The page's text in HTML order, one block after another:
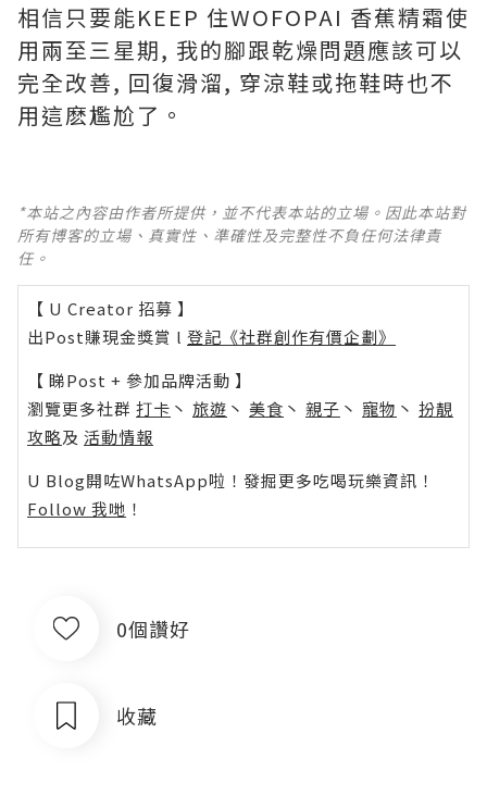
相信只要能KEEP 住WOFOPAI 香蕉精霜使
用兩至三星期, 我的腳跟乾燥問題應該可以
完全改善, 回復滑溜, 穿涼鞋或拖鞋時也不
用這麽尷尬了。
*本站之內容由作者所提供，並不代表本站的立場。因此本站對
所有博客的立場、真實性、準確性及完整性不負任何法律責
任。
【 U Creator 招募 】
出Post賺現金獎賞 l 登記《社群創作有價企劃》
【 睇Post + 參加品牌活動 】
瀏覽更多社群 打卡 丶 旅遊 丶 美食 丶 親子 丶 寵物 丶 扮靚
攻略及 活動情報
U Blog開咗WhatsApp啦！發掘更多吃喝玩樂資訊！
Follow 我哋 ！
0個讚好
收藏